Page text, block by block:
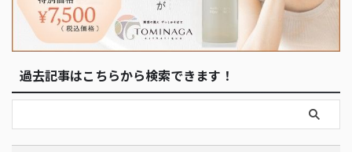
過去記事はこちらから検索できます！